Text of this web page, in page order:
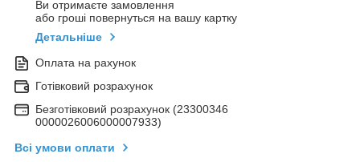
Ви отримаєте замовлення
або гроші повернуться на вашу картку
Детальніше
Оплата на рахунок
Готівковий розрахунок
Безготівковий розрахунок (23300346
0000026006000007933)
Всі умови оплати